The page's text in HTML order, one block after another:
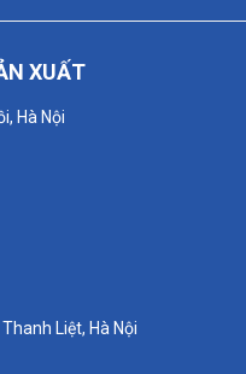
XUẤT
Hà Nội
Liệt, Hà Nội